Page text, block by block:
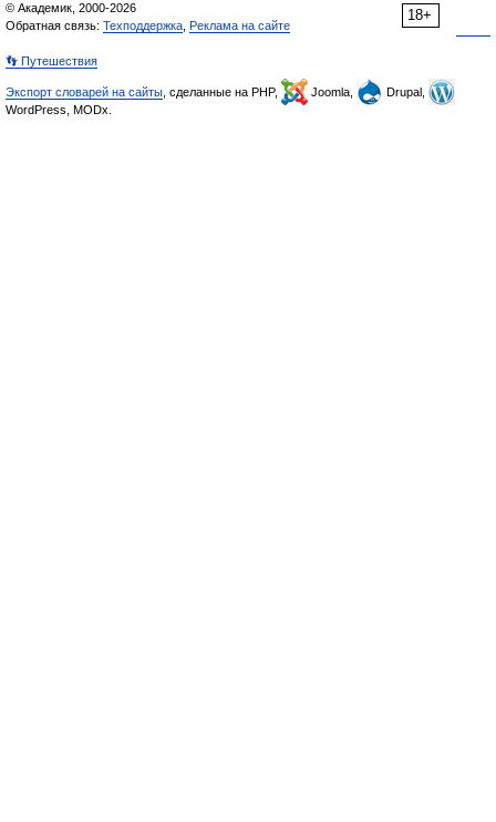
18+
© Академик, 2000-2026
Обратная связь: Техподдержка Реклама на сайте
👣 Путешествия
Экспорт словарей на сайты , сделанные на PHP, Joomla,
Drupal,
WordPress, MODx.